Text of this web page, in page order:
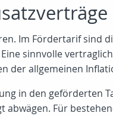
Im Fördertarif sind
sinnvolle
der allgemeinen
in den geförderten
Für